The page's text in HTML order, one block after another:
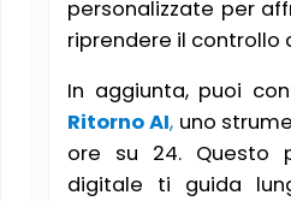
personalizzate per
riprendere il controllo
In aggiunta, puoi
Ritorno AI, uno
ore su 24. Questo
digitale ti guida